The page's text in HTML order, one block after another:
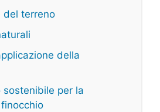
del terreno
della
sostenibile per la